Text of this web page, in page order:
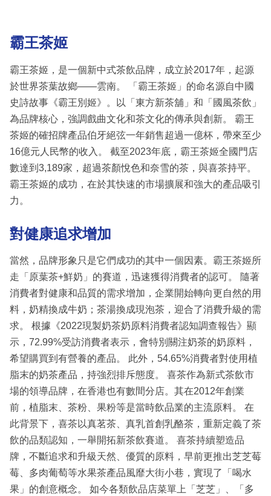
霸王茶姬
霸王茶姬，是一個新中式茶飲品牌，成立於2017年，起源
於世界茶葉故鄉——雲南。 「霸王茶姬」的命名源自中國
史詩故事《霸王別姬》。以「東方新茶舖」和「國風茶飲」
為品牌核心，強調戲曲文化和茶文化的傳承與創新。 霸王
茶姬的確招牌產品伯牙絕弦一年銷售超過一億杯，帶來至少
16億元人民幣的收入。 截至2023年底，霸王茶姬全國門店
數達到3,189家，超過茶顏悅色和奈雪的茶，與喜茶持平。
霸王茶姬的成功，在於其快速的市場擴展和強大的產品吸引
力。
對健康追求增加
當然，品牌形象只是它們成功的其中一個因素。霸王茶姬所
走「原葉茶+鮮奶」的賽道，迅速獲得消費者的認可。 隨著
消費者對健康和品質的需求增加，企業開始轉向更自然的用
料，奶精換成牛奶；茶湯換成現泡茶，迎合了消費升級的需
求。 根據《2022現製奶茶奶原料消費者認知調查報告》顯
示，72.99%受訪消費者表示，會特別關注奶茶的奶原料，
希望購買到有營養的產品。 此外，54.65%消費者對使用植
脂末的奶茶產品，持強烈排斥態度。 喜茶作為新式茶飲市
場的領導品牌，在香港也有數間分店。其在2012年創業
前，植脂末、茶粉、果粉等是當時飲品業的主流原料。 在
此背景下，喜茶以真茗茶、真乳首創乳酪茶，重新定義了茶
飲的品類認知，一舉開拓新茶飲賽道。 喜茶持續塑造品
牌，不斷追求和升級天然、優質的原料，早前更推出芝芝莓
莓、多肉葡萄等水果茶產品風靡大街小巷，實現了「喝水
果」的創意概念。 如今各類飲品店菜單上「芝芝」、「多